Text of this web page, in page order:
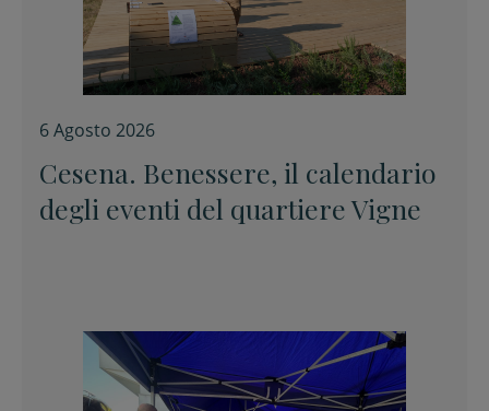
6 Agosto 2026
Cesena. Benessere, il calendario
degli eventi del quartiere Vigne